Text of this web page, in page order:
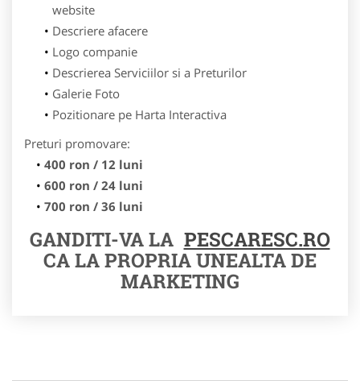
website
Descriere afacere
Logo companie
Descrierea Serviciilor si a Preturilor
Galerie Foto
Pozitionare pe Harta Interactiva
Preturi promovare:
400 ron / 12 luni
600 ron / 24 luni
700 ron / 36 luni
GANDITI-VA LA PESCARESC.RO
CA LA PROPRIA UNEALTA DE
MARKETING